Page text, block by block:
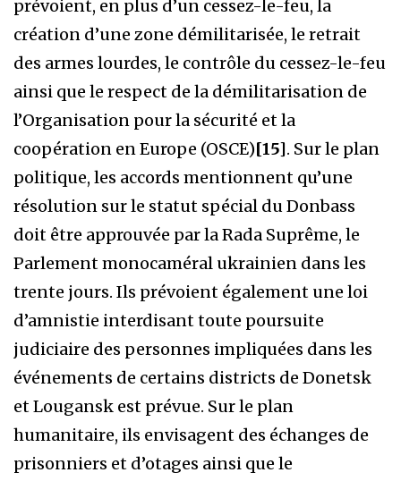
prévoient, en plus d’un cessez-le-feu, la
création d’une zone démilitarisée, le retrait
des armes lourdes, le contrôle du cessez-le-feu
ainsi que le respect de la démilitarisation de
l’Organisation pour la sécurité et la
coopération en Europe (OSCE)[15]. Sur le plan
politique, les accords mentionnent qu’une
résolution sur le statut spécial du Donbass
doit être approuvée par la Rada Suprême, le
Parlement monocaméral ukrainien dans les
trente jours. Ils prévoient également une loi
d’amnistie interdisant toute poursuite
judiciaire des personnes impliquées dans les
événements de certains districts de Donetsk
et Lougansk est prévue. Sur le plan
humanitaire, ils envisagent des échanges de
prisonniers et d’otages ainsi que le